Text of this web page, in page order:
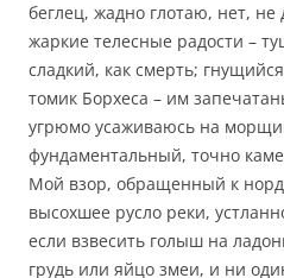
беглец, жадно глотаю, нет,
жаркие телесные радости –
сладкий, как смерть;
томик Борхеса – им
угрюмо усаживаюсь на
фундаментальный, точно
Мой взор, обращенный к
высохшее русло реки,
если взвесить голыш на
грудь или яйцо змеи, и ни